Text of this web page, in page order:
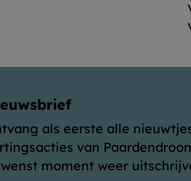
als eerste alle
van
moment weer